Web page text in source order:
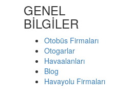
GENEL
BİLGİLER
Otobüs Firmaları
Otogarlar
Havaalanları
Blog
Havayolu Firmaları